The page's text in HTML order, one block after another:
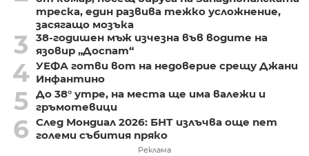
треска, един развива тежко усложнение,
засягащо мозъка
3
38-годишен мъж изчезна във водите на
язовир „Доспат“
4 УЕФА готви вот на недоверие срещу Джани
Инфантино
5 До 38° утре, на места ще има валежи и
гръмотевици
6 След Мондиал 2026: БНТ излъчва още пет
големи събития пряко
Реклама